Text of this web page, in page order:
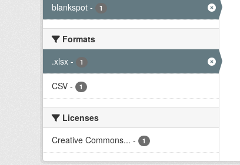
blankspot - 1
Formats
.xlsx - 1
CSV - 1
Licenses
Creative Commons... - 1